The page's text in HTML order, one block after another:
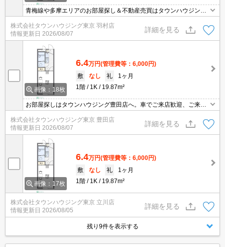
青梅線や多摩エリアのお部屋探し＆不動産売買はタウンハウジング
羽村店にお任せを！ご来店時無料駐車場ご用意あります！
株式会社タウンハウジング東京 羽村店
情報更新日 2026/08/07
詳細を見る
画像：18枚
6.4万円(管理費等：6,000円)
敷
なし 礼
1ヶ月
1階
1K 19.87m²
お部屋探しはタウンハウジング豊田店へ。車でご来店歓迎、ご来店
用お客様駐車場あり！
株式会社タウンハウジング東京 豊田店
情報更新日 2026/08/07
詳細を見る
画像：17枚
6.4万円(管理費等：6,000円)
敷
なし 礼
1ヶ月
1階
1K 19.87m²
株式会社タウンハウジング東京 立川店
情報更新日 2026/08/05
詳細を見る
残り9件を表示する